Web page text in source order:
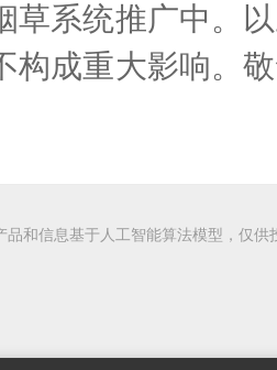
草系统推广中。
构成重大影响。
品和信息基于人工智能算法模型，仅